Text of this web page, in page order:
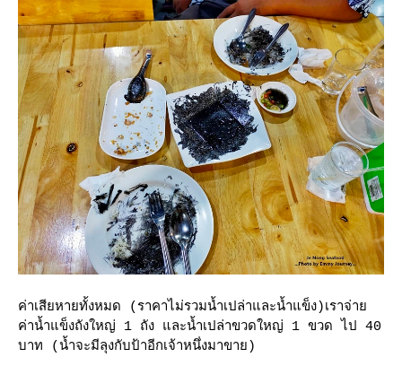
ค่าเสียหายทั้งหมด (ราคาไม่รวมน้ำเปล่าและน้ำแข็ง)เราจ่า
ค่าน้ำแข็งถังใหญ่ 1 ถัง และน้ำเปล่าขวดใหญ่ 1 ขวด ไป 40
บาท (น้ำจะมีลุงกับป้าอีกเจ้าหนึ่งมาขาย)